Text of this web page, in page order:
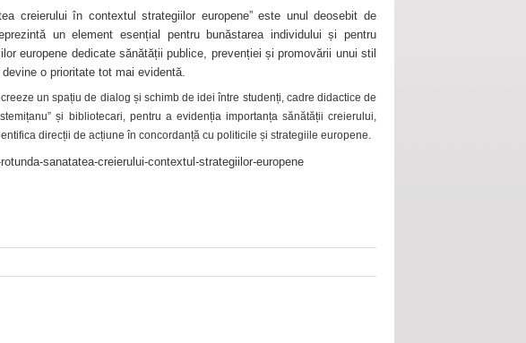
creierului în contextul strategiilor europene” este unul deosebit de
un element esențial pentru bunăstarea individului și pentru
europene dedicate sănătății publice, prevenției și promovării unui stil
o prioritate tot mai evidentă.
un spațiu de dialog și schimb de idei între studenți, cadre didactice de
și bibliotecari, pentru a evidenția importanța sănătății creierului,
direcții de acțiune în concordanță cu politicile și strategiile europene.
sanatatea-creierului-contextul-strategiilor-europene